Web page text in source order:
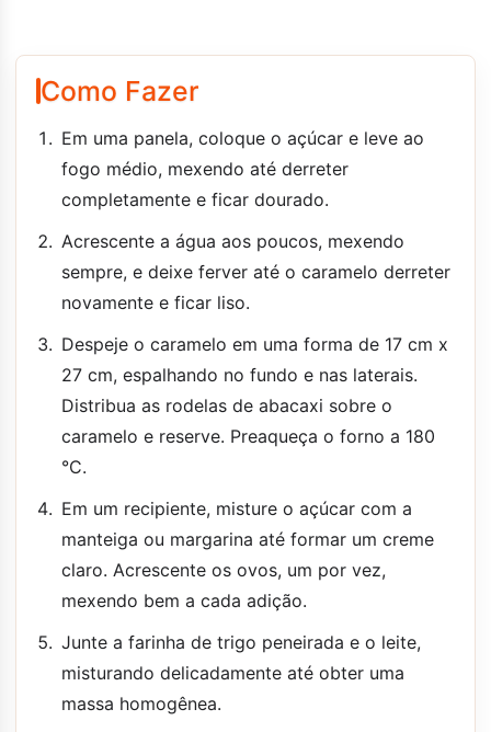
Como Fazer
Em uma panela, coloque o açúcar e leve ao
fogo médio, mexendo até derreter
completamente e ficar dourado.
Acrescente a água aos poucos, mexendo
sempre, e deixe ferver até o caramelo derreter
novamente e ficar liso.
Despeje o caramelo em uma forma de 17 cm x
27 cm, espalhando no fundo e nas laterais.
Distribua as rodelas de abacaxi sobre o
caramelo e reserve. Preaqueça o forno a 180
°C.
Em um recipiente, misture o açúcar com a
manteiga ou margarina até formar um creme
claro. Acrescente os ovos, um por vez,
mexendo bem a cada adição.
Junte a farinha de trigo peneirada e o leite,
misturando delicadamente até obter uma
massa homogênea.